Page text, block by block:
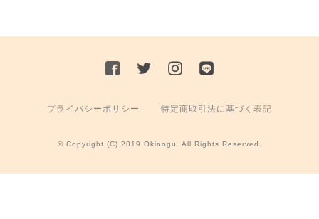
プライバシーポリシー 特定商取引法に基づく表記
© Copyright (C) 2019 Okinogu. All Rights Reserved.